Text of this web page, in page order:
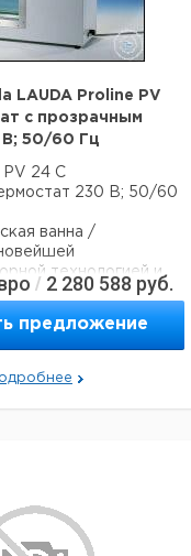
LAUDA Proline PV
с прозрачным
В; 50/60 Гц
PV 24 C
230 В; 50/60
ванна /
технологией и
для
и информации и
охлаждающей
дисплей с
дисплея
цифровых
или обоих.
клавиша Tmax для
/ 2 280 588 руб.
предложение